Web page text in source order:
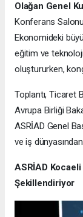
Olağan Genel
Konferans
Ekonomideki
eğitim ve teknoloji
oluştururken,
Toplantı, Ticaret
Avrupa Birliği
ASRİAD Genel
ve iş
ASRİAD Kocaeli
Şekillendiriyor